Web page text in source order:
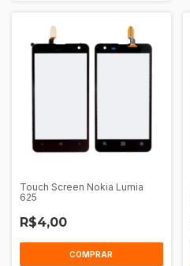
Touch Screen Nokia Lumia
625
R$4,00
COMPRAR